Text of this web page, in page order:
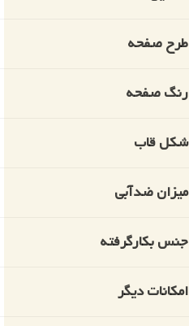
طرح صفحه
رنگ صفحه
شکل قاب
میزان ضدآبی
جنس بکارگرفته
امکانات دیگر